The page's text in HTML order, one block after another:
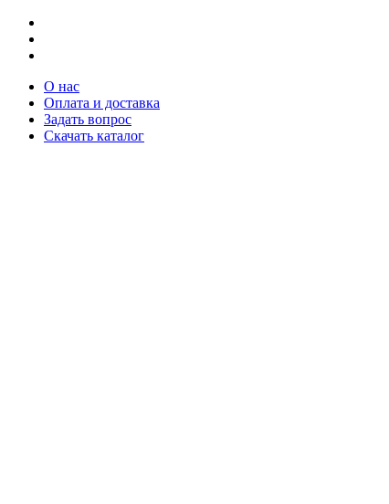
О нас
Оплата и доставка
Задать вопрос
Скачать каталог